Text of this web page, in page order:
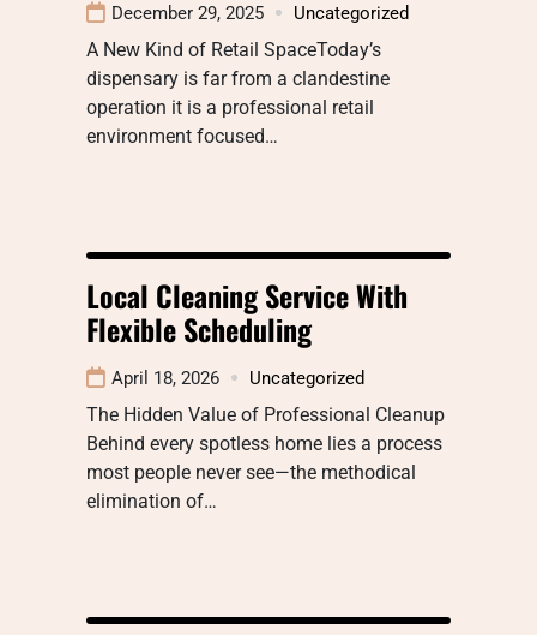
December 29, 2025 Uncategorized
A New Kind of Retail SpaceToday’s
dispensary is far from a clandestine
operation it is a professional retail
environment focused…
Local Cleaning Service With
Flexible Scheduling
April 18, 2026 Uncategorized
The Hidden Value of Professional Cleanup
Behind every spotless home lies a process
most people never see—the methodical
elimination of…